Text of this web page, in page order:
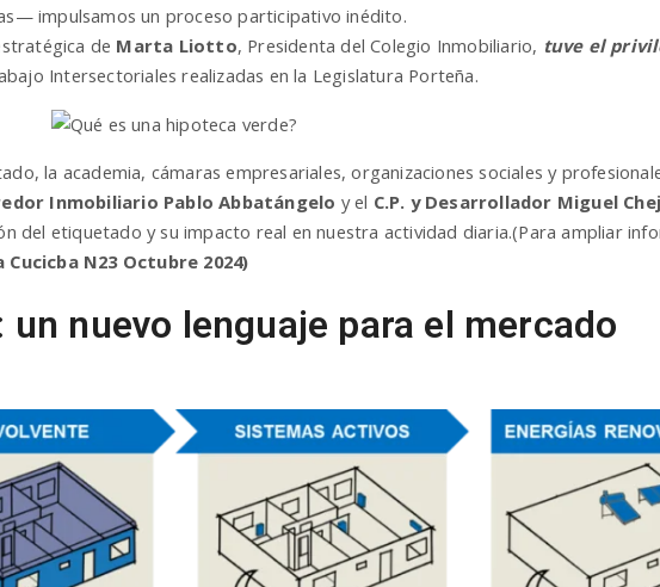
impulsamos un proceso participativo inédito.
de Marta Liotto, Presidenta del Colegio Inmobiliario, tuve el
Intersectoriales realizadas en la Legislatura Porteña.
la academia, cámaras empresariales, organizaciones sociales y
Inmobiliario Pablo Abbatángelo y el C.P. y Desarrollador Miguel
del etiquetado y su impacto real en nuestra actividad diaria.(Para ampliar
Cucicba N23 Octubre 2024)
nuevo lenguaje para el mercado